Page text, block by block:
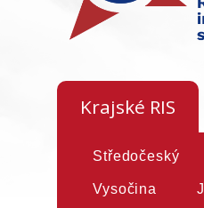
Krajské RIS
Středočeský
Vysočina